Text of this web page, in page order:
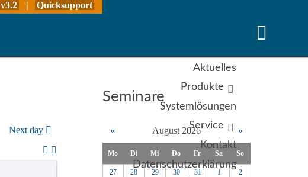
v3.2 | Quicksupport
Aktuelles
Produkte
Systemlösungen
Service
Kontakt
Datenschutzerklärung
Next day
Seminare
« August 2026 »
Mo Di Mi Do Fr Sa So
27 28 29 30 31 1
2